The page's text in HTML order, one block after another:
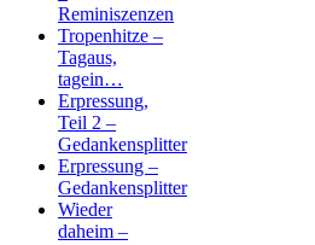
Reminiszenzen
Tropenhitze –
Tagaus,
tagein…
Erpressung,
Teil 2 –
Gedankensplitter
Erpressung –
Gedankensplitter
Wieder
daheim –